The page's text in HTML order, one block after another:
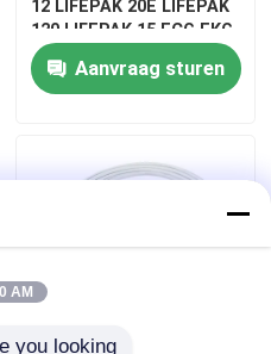
12 LIFEPAK 20E LIFEPAK
120 LIFEPAK 15 ECG EKG
Kabel en Leads
Aanvraag sturen
AM
you looking